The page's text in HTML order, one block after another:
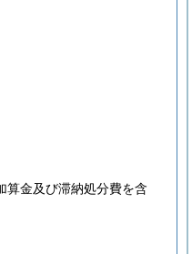
算金及び滞納処分費を含